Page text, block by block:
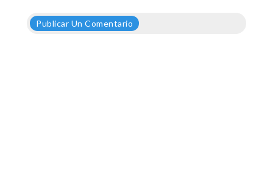
Publicar Un Comentario